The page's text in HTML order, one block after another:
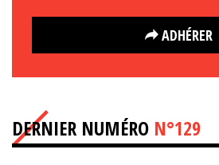
ADHÉRER
DERNIER NUMÉRO N°129